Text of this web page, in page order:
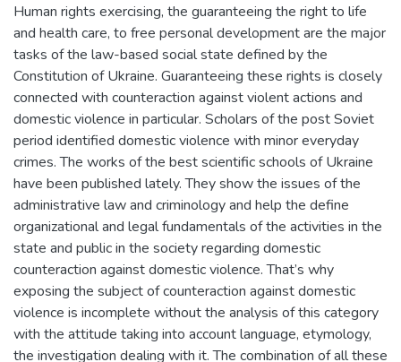
Human rights exercising, the guaranteeing the right to life
and health care, to free personal development are the major
tasks of the law-based social state defined by the
Constitution of Ukraine. Guaranteeing these rights is closely
connected with counteraction against violent actions and
domestic violence in particular. Scholars of the post Soviet
period identified domestic violence with minor everyday
crimes. The works of the best scientific schools of Ukraine
have been published lately. They show the issues of the
administrative law and criminology and help the define
organizational and legal fundamentals of the activities in the
state and public in the society regarding domestic
counteraction against domestic violence. That’s why
exposing the subject of counteraction against domestic
violence is incomplete without the analysis of this category
with the attitude taking into account language, etymology,
the investigation dealing with it. The combination of all these